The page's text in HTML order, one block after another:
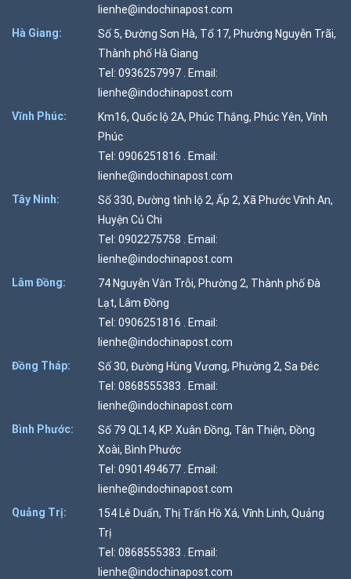
lienhe@indochinapost.com
Hà Giang:
Số 5, Đường Sơn Hà, Tổ 17, Phường Nguyễn Trãi,
Thành phố Hà Giang
Tel: 0936257997 . Email:
lienhe@indochinapost.com
Vĩnh Phúc:
Km16, Quốc lộ 2A, Phúc Thắng, Phúc Yên, Vĩnh
Phúc
Tel: 0906251816 . Email:
lienhe@indochinapost.com
Tây Ninh:
Số 330, Đường tỉnh lộ 2, Ấp 2, Xã Phước Vĩnh An,
Huyện Củ Chi
Tel: 0902275758 . Email:
lienhe@indochinapost.com
Lâm Đồng:
74 Nguyễn Văn Trỗi, Phường 2, Thành phố Đà
Lạt, Lâm Đồng
Tel: 0906251816 . Email:
lienhe@indochinapost.com
Đồng Tháp:
Số 30, Đường Hùng Vương, Phường 2, Sa Đéc
Tel: 0868555383 . Email:
lienhe@indochinapost.com
Bình Phước:
Số 79 QL14, KP. Xuân Đồng, Tân Thiện, Đồng
Xoài, Bình Phước
Tel: 0901494677 . Email:
lienhe@indochinapost.com
Quảng Trị:
154 Lê Duẩn, Thị Trấn Hồ Xá, Vĩnh Linh, Quảng
Trị
Tel: 0868555383 . Email:
lienhe@indochinapost.com